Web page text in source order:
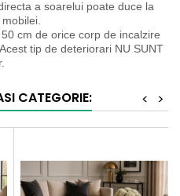
a soarelui poate duce la
cm de orice corp de incalzire
tip de deteriorari NU SUNT
CATEGORIE: >
<